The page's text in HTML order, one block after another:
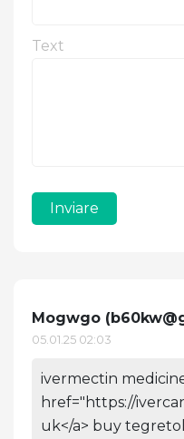
Text
Inviare
Mogwgo (
05.01.25 02:03
ivermectin
href="https://
uk</a> buy